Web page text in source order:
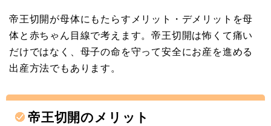
帝王切開が母体にもたらすメリット・デメリットを母
体と赤ちゃん目線で考えます。帝王切開は怖くて痛い
だけではなく、母子の命を守って安全にお産を進める
出産方法でもあります。
帝王切開のメリット